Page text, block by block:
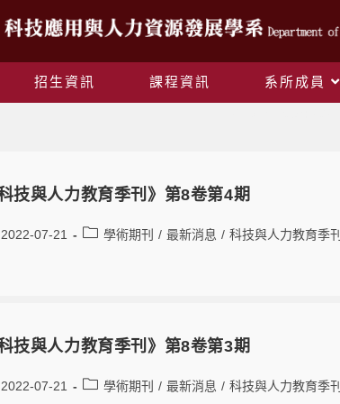
招生資訊 課程資訊 系所成員
科技與人力教育季刊》第8卷第4期
2022-07-21 學術期刊 / 最新消息 / 科技與人力教育季刊
科技與人力教育季刊》第8卷第3期
2022-07-21 學術期刊 / 最新消息 / 科技與人力教育季刊